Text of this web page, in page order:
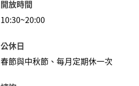
開放時間
10:30~20:00
公休日
春節與中秋節、每月定期休一次